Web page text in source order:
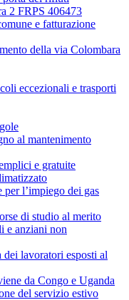
2 FRPS 406473
e fatturazione
della via Colombara
eccezionali e trasporti
al mantenimento
e gratuite
l’impiego dei gas
di studio al merito
e anziani non
dei lavoratori esposti al
da Congo e Uganda
del servizio estivo